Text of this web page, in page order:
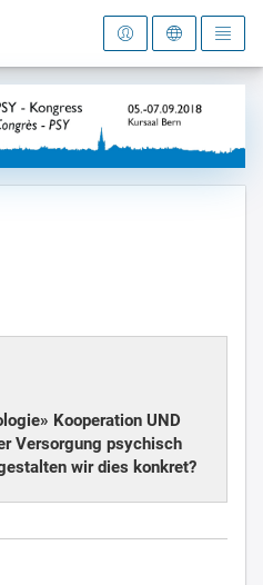
Kooperation UND
Versorgung psychisch
wir dies konkret?